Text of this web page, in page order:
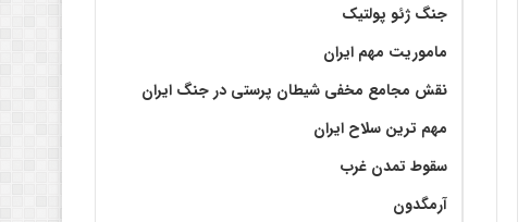
جنگ ژئو پولتیک
ماموریت مهم ایران
نقش مجامع مخفی شیطان پرستی در جنگ ایران
مهم ترین سلاح ایران
سقوط تمدن غرب
آرمگدون